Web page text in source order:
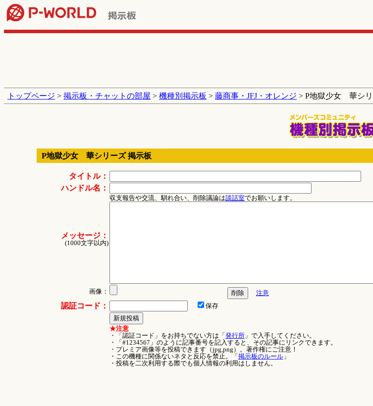
トップページ > 掲示板・チャットの部屋 > 機種別掲示板 > 藤商事・JFJ・オレンジ > P地獄少女 華シ
P地獄少女 華シリーズ 掲示板
タイトル：
ハンドル名：
メッセージ：
(1000文字以内)
収支報告や交流、馴れ合い、削除議論は談話室でお願いします。
画像： 注意
認証コード： 保存
★注意
・「認証コード」をお持ちでない方は「 発行所」で入手してください。
・「#1234567」のように記事番号を記入すると、その記事にリンクできます。
・プレミア画像等を投稿できます（jpg,png）。著作権にご注意！
・この機種に関係ないネタと反応を禁止。「 掲示板のルール」
・投稿を二次利用する際でも個人情報の利用はしません。